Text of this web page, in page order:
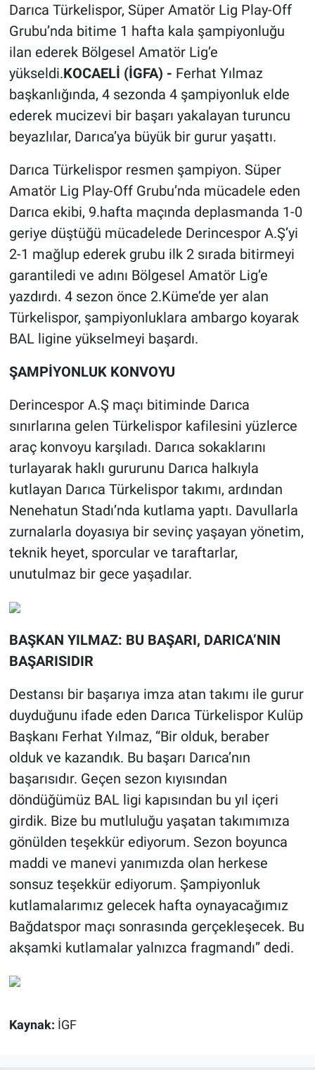
Darıca Türkelispor, Süper Amatör Lig Play-Off
Grubu’nda bitime 1 hafta kala şampiyonluğu
ilan ederek Bölgesel Amatör Lig’e
yükseldi.KOCAELİ (İGFA) - Ferhat Yılmaz
başkanlığında, 4 sezonda 4 şampiyonluk elde
ederek mucizevi bir başarı yakalayan turuncu
beyazlılar, Darıca’ya büyük bir gurur yaşattı.
Darıca Türkelispor resmen şampiyon. Süper
Amatör Lig Play-Off Grubu’nda mücadele eden
Darıca ekibi, 9.hafta maçında deplasmanda 1-0
geriye düştüğü mücadelede Derincespor A.Ş’yi
2-1 mağlup ederek grubu ilk 2 sırada bitirmeyi
garantiledi ve adını Bölgesel Amatör Lig’e
yazdırdı. 4 sezon önce 2.Küme’de yer alan
Türkelispor, şampiyonluklara ambargo koyarak
BAL ligine yükselmeyi başardı.
ŞAMPİYONLUK KONVOYU
Derincespor A.Ş maçı bitiminde Darıca
sınırlarına gelen Türkelispor kafilesini yüzlerce
araç konvoyu karşıladı. Darıca sokaklarını
turlayarak haklı gururunu Darıca halkıyla
kutlayan Darıca Türkelispor takımı, ardından
Nenehatun Stadı’nda kutlama yaptı. Davullarla
zurnalarla doyasıya bir sevinç yaşayan yönetim,
teknik heyet, sporcular ve taraftarlar,
unutulmaz bir gece yaşadılar.
BAŞKAN YILMAZ: BU BAŞARI, DARICA’NIN
BAŞARISIDIR
Destansı bir başarıya imza atan takımı ile gurur
duyduğunu ifade eden Darıca Türkelispor Kulüp
Başkanı Ferhat Yılmaz, “Bir olduk, beraber
olduk ve kazandık. Bu başarı Darıca’nın
başarısıdır. Geçen sezon kıyısından
döndüğümüz BAL ligi kapısından bu yıl içeri
girdik. Bize bu mutluluğu yaşatan takımımıza
gönülden teşekkür ediyorum. Sezon boyunca
maddi ve manevi yanımızda olan herkese
sonsuz teşekkür ediyorum. Şampiyonluk
kutlamalarımız gelecek hafta oynayacağımız
Bağdatspor maçı sonrasında gerçekleşecek. Bu
akşamki kutlamalar yalnızca fragmandı” dedi.
Kaynak: İGF